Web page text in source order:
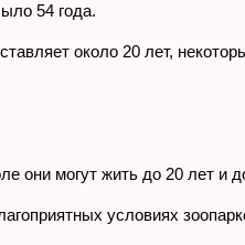
54 года.
около 20 лет,
они могут жить до 20 лет и
условиях